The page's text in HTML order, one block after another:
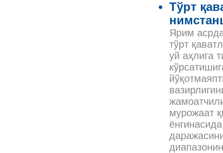
Тўрт
Ярим
тўрт
уй аҳлига
мурожаат